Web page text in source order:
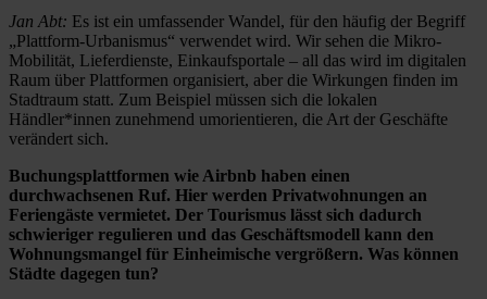
Jan Abt: Es ist ein umfassender Wandel, für den häufig der Begriff
„Plattform-Urbanismus“ verwendet wird. Wir sehen die Mikro-
Mobilität, Lieferdienste, Einkaufsportale – all das wird im digitalen
Raum über Plattformen organisiert, aber die Wirkungen finden im
Stadtraum statt. Zum Beispiel müssen sich die lokalen
Händler*innen zunehmend umorientieren, die Art der Geschäfte
verändert sich.
Buchungsplattformen wie Airbnb haben einen
durchwachsenen Ruf. Hier werden Privatwohnungen an
Feriengäste vermietet. Der Tourismus lässt sich dadurch
schwieriger regulieren und das Geschäftsmodell kann den
Wohnungsmangel für Einheimische vergrößern. Was können
Städte dagegen tun?